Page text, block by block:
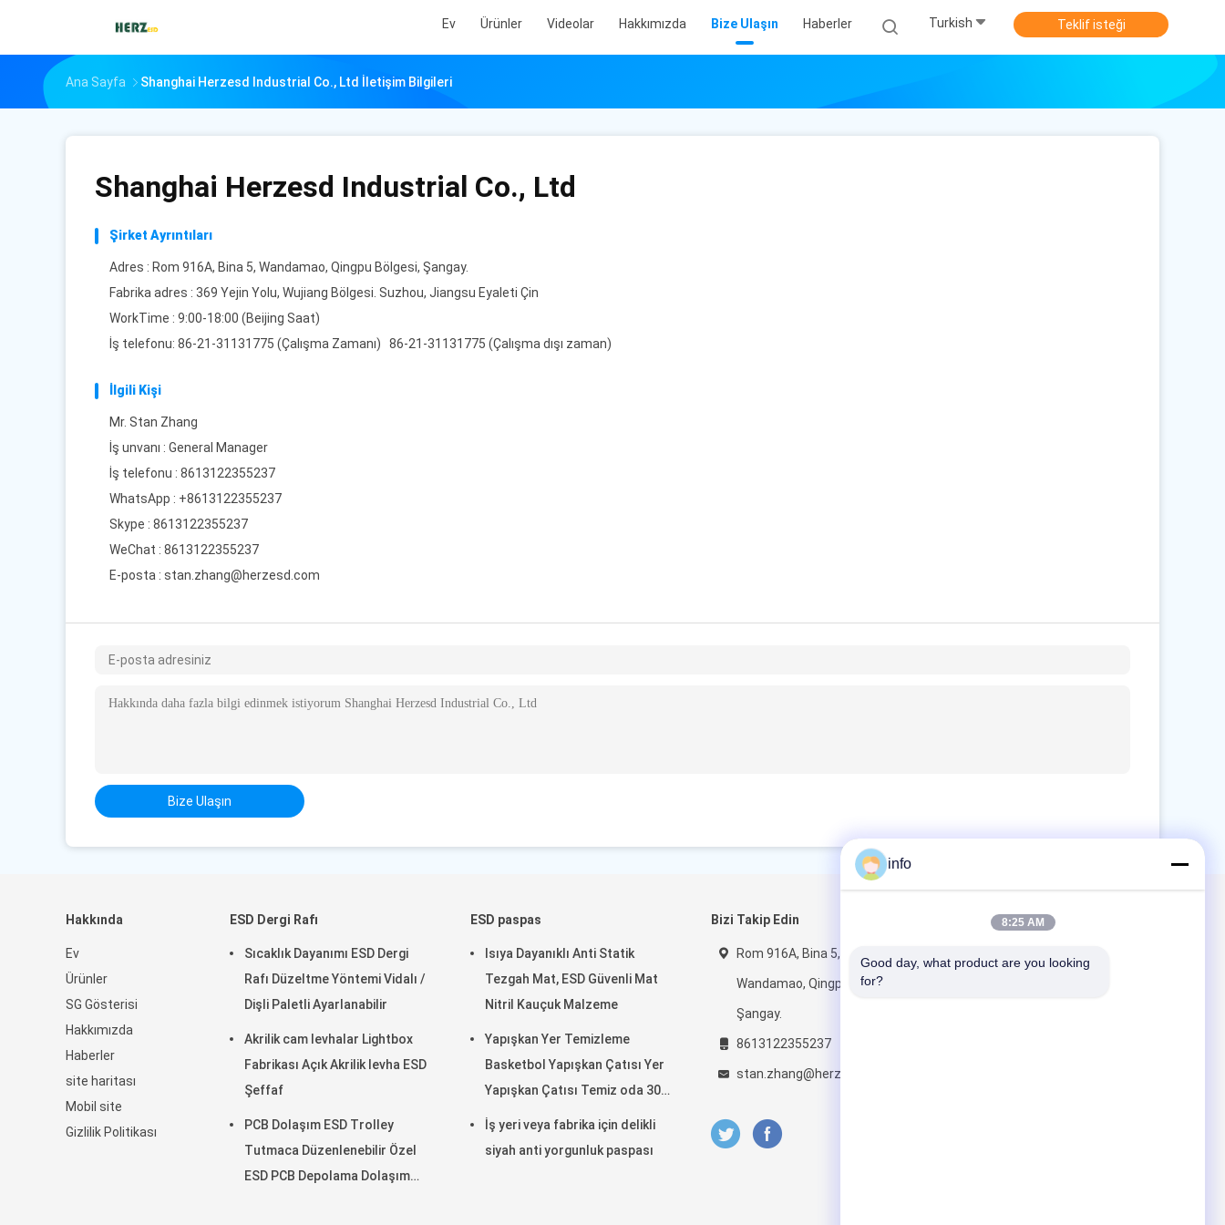
Ev Ürünler Videolar Hakkımızda Bize Ulaşın Haberler Turkish Teklif isteği
Ana Sayfa Shanghai Herzesd Industrial Co., Ltd İletişim Bilgileri
Shanghai Herzesd Industrial Co., Ltd
Şirket Ayrıntıları
Adres : Rom 916A, Bina 5, Wandamao, Qingpu Bölgesi, Şangay.
Fabrika adres : 369 Yejin Yolu, Wujiang Bölgesi. Suzhou, Jiangsu Eyaleti Çin
WorkTime : 9:00-18:00 (Beijing Saat)
İş telefonu: 86-21-31131775 (Çalışma Zamanı) 86-21-31131775 (Çalışma dışı zaman)
İlgili Kişi
Mr. Stan Zhang
İş unvanı : General Manager
İş telefonu : 8613122355237
WhatsApp : +8613122355237
Skype : 8613122355237
WeChat : 8613122355237
E-posta : stan.zhang@herzesd.com
Bize Ulaşın
Hakkında
Ev
Ürünler
SG Gösterisi
Hakkımızda
Haberler
site haritası
Mobil site
Gizlilik Politikası
ESD Dergi Rafı
Sıcaklık Dayanımı ESD Dergi
Rafı Düzeltme Yöntemi Vidalı /
Dişli Paletli Ayarlanabilir
Akrilik cam levhalar Lightbox
Fabrikası Açık Akrilik levha ESD
Şeffaf
PCB Dolaşım ESD Trolley
Tutmaca Düzenlenebilir Özel
ESD PCB Depolama Dolaşım
ESD paspas
Isıya Dayanıklı Anti Statik
Tezgah Mat, ESD Güvenli Mat
Nitril Kauçuk Malzeme
Yapışkan Yer Temizleme
Basketbol Yapışkan Çatısı Yer
Yapışkan Çatısı Temiz oda 30
katman
İş yeri veya fabrika için delikli
siyah anti yorgunluk paspası
Bizi Takip Edin
Rom 916A, Bina 5,
Wandamao, Qingpu Bölgesi,
Şangay.
8613122355237
stan.zhang@herzesd.com
Mail Gönder
info
8:25 AM
Good day, what product are you looking
for?